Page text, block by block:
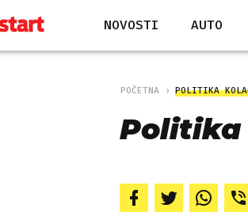
NOVOSTI AUTO
POČETNA POLITIKA
Politika